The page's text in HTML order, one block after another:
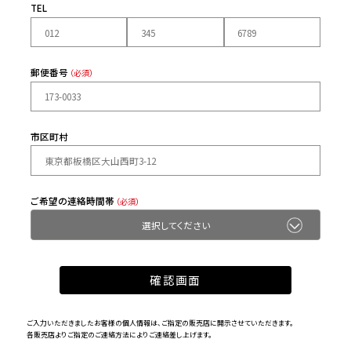
TEL
郵便番号 （必須）
市区町村
ご希望の連絡時間帯 （必須）
ご入力いただきましたお客様の個人情報は、ご指定の販売店に開示させていただきます。
各販売店よりご指定のご連絡方法によりご連絡差し上げます。